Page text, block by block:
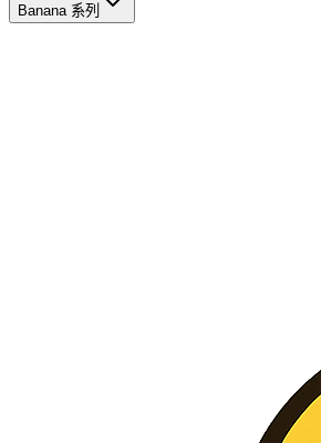
Banana 系列